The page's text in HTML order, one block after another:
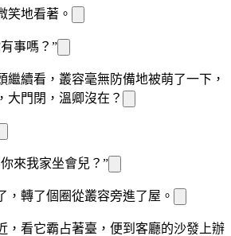
笑地看著 。
事嗎？”
繼續看 ，叢容毫無防備地被萌了一下，
大門 閉，溫卿沒在？
來我家坐會兒？”
，轉了個圈從叢容旁進了屋。
，看它霸占著臺，便到客廳的沙發上辦